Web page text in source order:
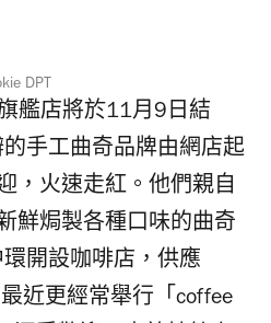
DPT
艦店將於11月9日結
手工曲奇品牌由網店起
，火速走紅。他們親自
鮮焗製各種口味的曲奇
開設咖啡店，供應
近更經常舉行「coffee